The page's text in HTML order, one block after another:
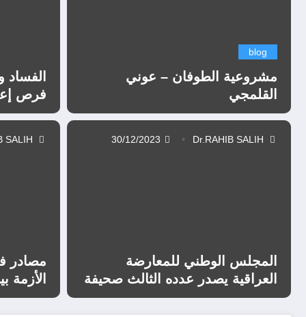
blog
مشروعية الطوفان – عوني
القلمجي
المجلس الوطني للمعارضة
العراقية يصدر عدده الثالث صحيفة
السفراء الغراء
30/12/2023
الفساد
فرص
مصادر
الأزمة
إلى